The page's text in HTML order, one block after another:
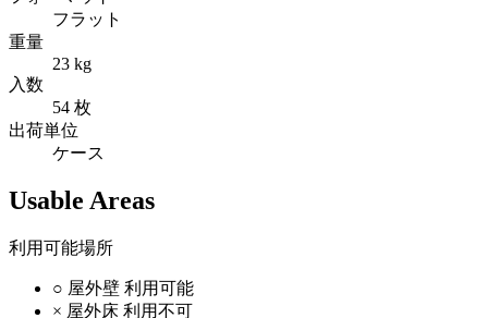
フラット
重量
23 kg
入数
54 枚
出荷単位
ケース
Usable Areas
利用可能場所
○ 屋外壁 利用可能
× 屋外床 利用不可